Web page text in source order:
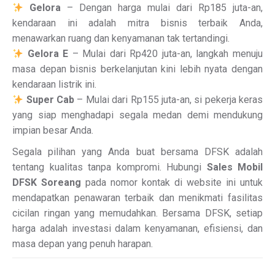
Gelora – Dengan harga mulai dari Rp185 juta-an,
kendaraan ini adalah mitra bisnis terbaik Anda,
menawarkan ruang dan kenyamanan tak tertandingi.
Gelora E – Mulai dari Rp420 juta-an, langkah menuju
masa depan bisnis berkelanjutan kini lebih nyata dengan
kendaraan listrik ini.
Super Cab – Mulai dari Rp155 juta-an, si pekerja keras
yang siap menghadapi segala medan demi mendukung
impian besar Anda.
Segala pilihan yang Anda buat bersama DFSK adalah
tentang kualitas tanpa kompromi. Hubungi Sales Mobil
DFSK Soreang pada nomor kontak di website ini untuk
mendapatkan penawaran terbaik dan menikmati fasilitas
cicilan ringan yang memudahkan. Bersama DFSK, setiap
harga adalah investasi dalam kenyamanan, efisiensi, dan
masa depan yang penuh harapan.